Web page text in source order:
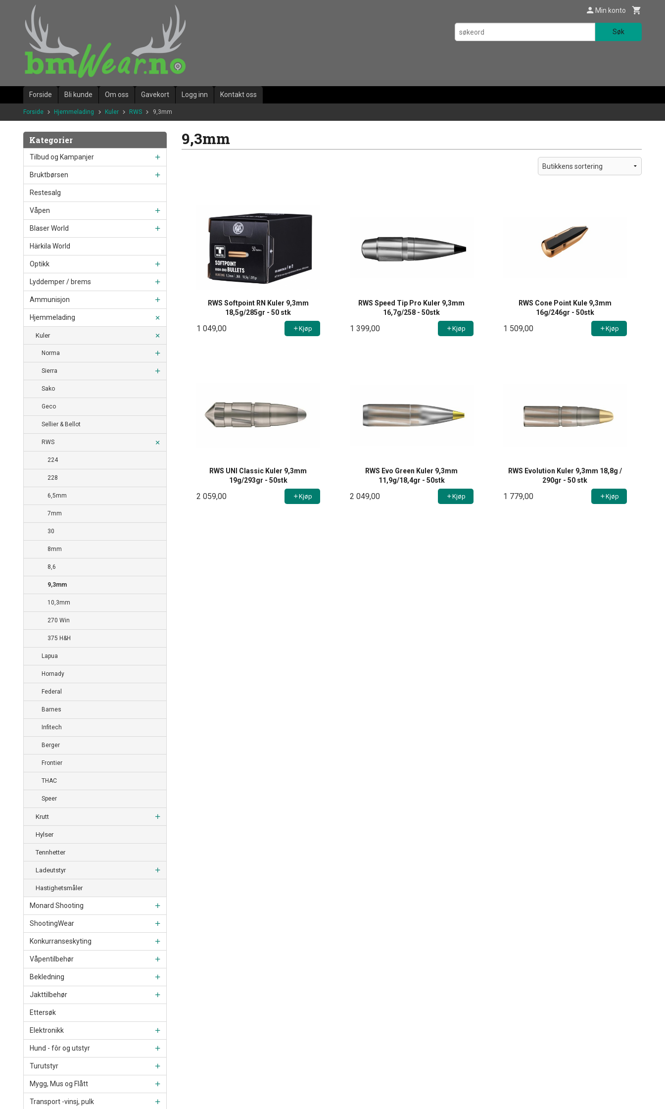
innholdet
Min konto
Søk
Forside Bli kunde Om oss Gavekort Logg inn Kontakt oss
Forside Hjemmelading Kuler RWS 9,3mm
Kategorier
Tilbud og Kampanjer
Bruktbørsen
Restesalg
Våpen
Blaser World
Härkila World
Optikk
Lyddemper / brems
Ammunisjon
Hjemmelading
Kuler
Norma
Sierra
Sako
Geco
Sellier & Bellot
RWS
224
228
6,5mm
7mm
30
8mm
8,6
9,3mm
10,3mm
270 Win
375 H&H
Lapua
Hornady
Federal
Barnes
Infitech
Berger
Frontier
THAC
Speer
Krutt
Hylser
Tennhetter
Ladeutstyr
Hastighetsmåler
Monard Shooting
ShootingWear
Konkurranseskyting
Våpentilbehør
Bekledning
Jakttilbehør
Ettersøk
Elektronikk
Hund - fôr og utstyr
Turutstyr
Mygg, Mus og Flått
Transport -vinsj, pulk
9,3mm
RWS Softpoint RN Kuler 9,3mm
18,5g/285gr - 50 stk
1 049,00 Kjøp
RWS Speed Tip Pro Kuler 9,3mm
16,7g/258 - 50stk
1 399,00 Kjøp
RWS Cone Point Kule 9,3mm
16g/246gr - 50stk
1 509,00 Kjøp
RWS UNI Classic Kuler 9,3mm
19g/293gr - 50stk
2 059,00 Kjøp
RWS Evo Green Kuler 9,3mm
11,9g/18,4gr - 50stk
2 049,00 Kjøp
RWS Evolution Kuler 9,3mm 18,8g /
290gr - 50 stk
1 779,00 Kjøp